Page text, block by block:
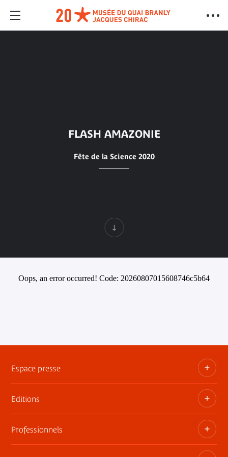
FLASH AMAZONIE
Fête de la Science 2020
Oops, an error occurred! Code: 20260807015608746c5b64
Espace presse
Dossiers, communiqués, bandes annonces
Contact presse
Editions
Les publications du musée
Professionnels